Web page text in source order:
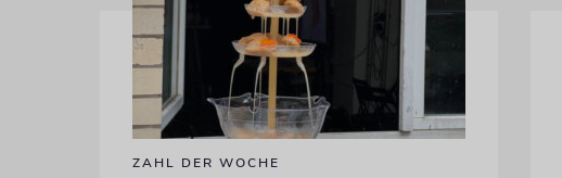
ZAHL DER WOCHE